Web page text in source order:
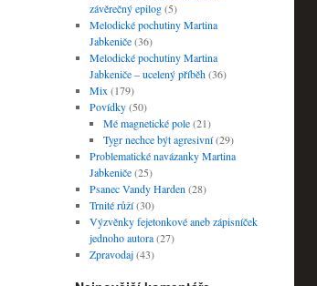
závěrečný epilog(5)
Melodické pochutiny Martina
Jabkeniče(36)
Melodické pochutiny Martina
Jabkeniče – ucelený příběh(36)
Mix (179)
Povídky(50)
Mé magnetické pole(21)
Tygr nechce být agresivní(29)
Problematické navázanky Martina
Jabkeniče(25)
Psanec Vandy Harden (28)
Trnité růží(30)
Výzvěnky fejetonkové aneb zápisníček
jednoho autora(27)
Zpravodaj(43)